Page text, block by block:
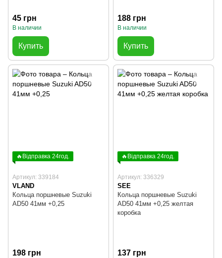
45 грн
В наличии
Купить
188 грн
В наличии
Купить
🔥Відправка 24год.
Артикул: 339184
VLAND
Кольца поршневые Suzuki
AD50 41мм +0,25
198 грн
🔥Відправка 24год.
Артикул: 336329
SEE
Кольца поршневые Suzuki
AD50 41мм +0,25 желтая
коробка
137 грн